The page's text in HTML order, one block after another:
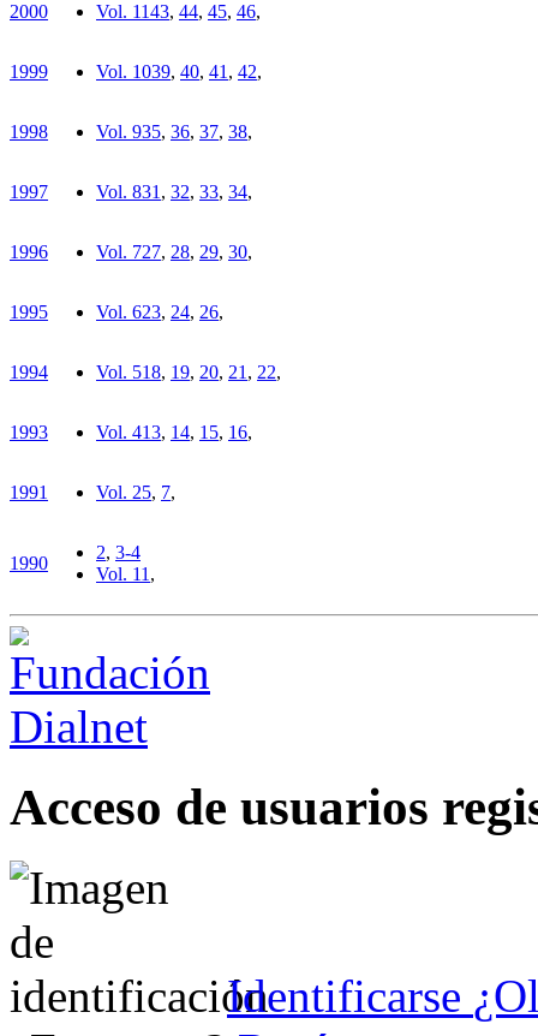
2000 Vol. 1143, 44, 45, 46,
1999 Vol. 1039, 40, 41, 42,
1998 Vol. 935, 36, 37, 38,
1997 Vol. 831, 32, 33, 34,
1996 Vol. 727, 28, 29, 30,
1995 Vol. 623, 24, 26,
1994 Vol. 518, 19, 20, 21, 22,
1993 Vol. 413, 14, 15, 16,
1991 Vol. 25, 7,
1990
2, 3-4
Vol. 11,
Acceso de usuarios
Identificarse